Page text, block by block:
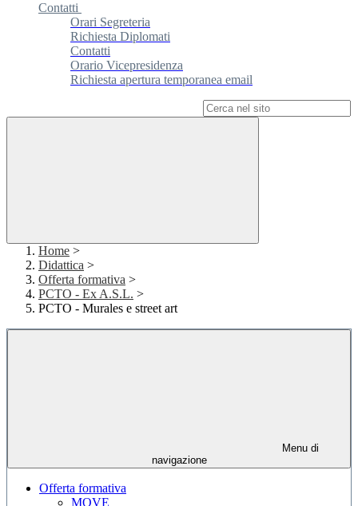
Contatti
Orari Segreteria
Richiesta Diplomati
Contatti
Orario Vicepresidenza
Richiesta apertura temporanea email
Home >
Didattica >
Offerta formativa >
PCTO - Ex A.S.L. >
PCTO - Murales e street art
Menu di
navigazione
Offerta formativa
MOVE